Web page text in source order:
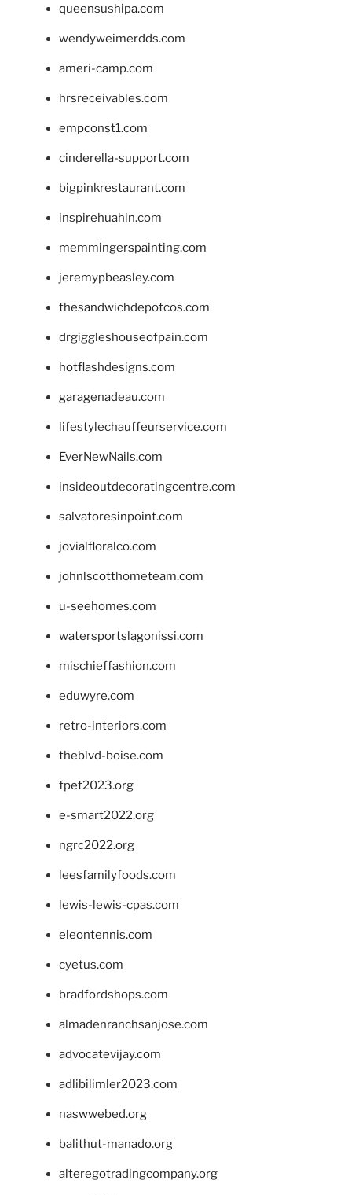
queensushipa.com
wendyweimerdds.com
ameri-camp.com
hrsreceivables.com
empconst1.com
cinderella-support.com
bigpinkrestaurant.com
inspirehuahin.com
memmingerspainting.com
jeremypbeasley.com
thesandwichdepotcos.com
drgiggleshouseofpain.com
hotflashdesigns.com
garagenadeau.com
lifestylechauffeurservice.com
EverNewNails.com
insideoutdecoratingcentre.com
salvatoresinpoint.com
jovialfloralco.com
johnlscotthometeam.com
u-seehomes.com
watersportslagonissi.com
mischieffashion.com
eduwyre.com
retro-interiors.com
theblvd-boise.com
fpet2023.org
e-smart2022.org
ngrc2022.org
leesfamilyfoods.com
lewis-lewis-cpas.com
eleontennis.com
cyetus.com
bradfordshops.com
almadenranchsanjose.com
advocatevijay.com
adlibilimler2023.com
naswwebed.org
balithut-manado.org
alteregotradingcompany.org